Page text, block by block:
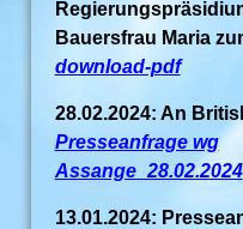
Bauersfrau Maria
download-pdf
28.02.2024: An
Presseanfrage wg
Assange_28.02.2024
13.01.2024: